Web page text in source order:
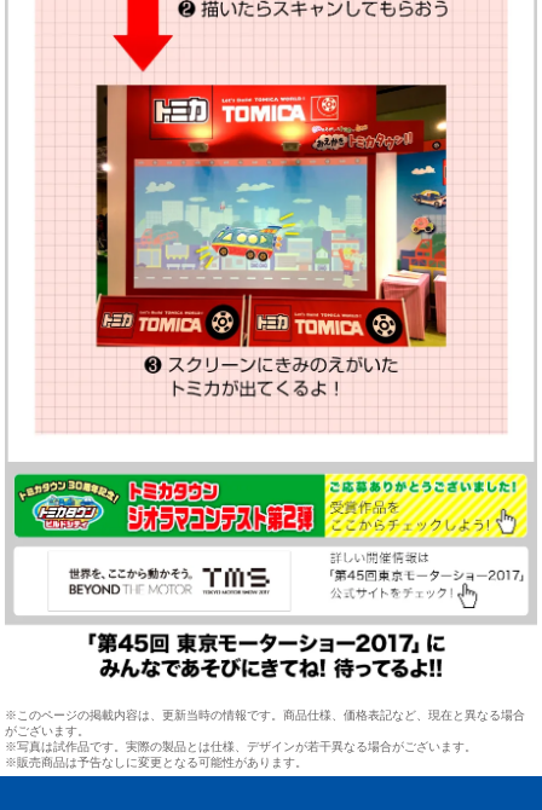
※このページの掲載内容は、更新当時の情報です。商品仕様、価格表記など、現在と異なる場合
がございます。
※写真は試作品です。実際の製品とは仕様、デザインが若干異なる場合がございます。
※販売商品は予告なしに変更となる可能性があります。